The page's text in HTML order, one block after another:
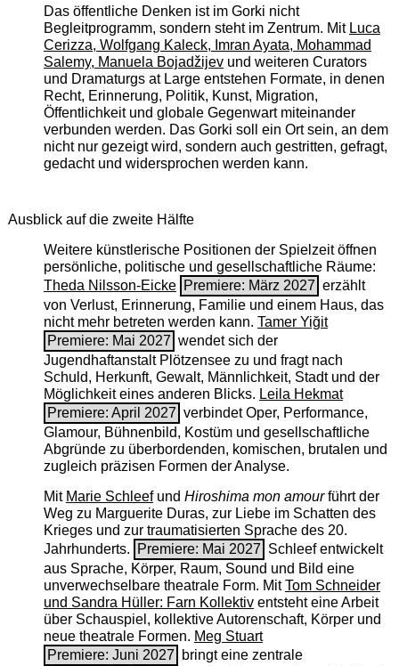
Das öffentliche Denken ist im Gorki nicht
Begleitprogramm, sondern steht im Zentrum. Mit Luca
Cerizza, Wolfgang Kaleck, Imran Ayata, Mohammad
Salemy, Manuela Bojadžijevund weiteren Curators
und Dramaturgs at Large entstehen Formate, in denen
Recht, Erinnerung, Politik, Kunst, Migration,
Öffentlichkeit und globale Gegenwart miteinander
verbunden werden. Das Gorki soll ein Ort sein, an dem
nicht nur gezeigt wird, sondern auch gestritten, gefragt,
gedacht und widersprochen werden kann.
Ausblick auf die zweite Hälfte
Weitere künstlerische Positionen der Spielzeit öffnen
persönliche, politische und gesellschaftliche Räume:
Theda Nilsson-Eicke Premiere: März 2027 erzählt
von Verlust, Erinnerung, Familie und einem Haus, das
nicht mehr betreten werden kann. Tamer Yiğit
Premiere: Mai 2027 wendet sich der
Jugendhaftanstalt Plötzensee zu und fragt nach
Schuld, Herkunft, Gewalt, Männlichkeit, Stadt und der
Möglichkeit eines anderen Blicks. Leila Hekmat
Premiere: April 2027 verbindet Oper, Performance,
Glamour, Bühnenbild, Kostüm und gesellschaftliche
Abgründe zu überbordenden, komischen, brutalen und
zugleich präzisen Formen der Analyse.
Mit Marie Schleefund Hiroshima mon amourführt der
Weg zu Marguerite Duras, zur Liebe im Schatten des
Krieges und zur traumatisierten Sprache des 20.
Jahrhunderts.
Premiere: Mai 2027 Schleef entwickelt
aus Sprache, Körper, Raum, Sound und Bild eine
unverwechselbare theatrale Form. MitTom Schneider
und Sandra Hüller: Farn Kollektiventsteht eine Arbeit
über Schauspiel, kollektive Autorenschaft, Körper und
neue theatrale Formen. Meg Stuart
Premiere: Juni 2027
bringt eine zentrale